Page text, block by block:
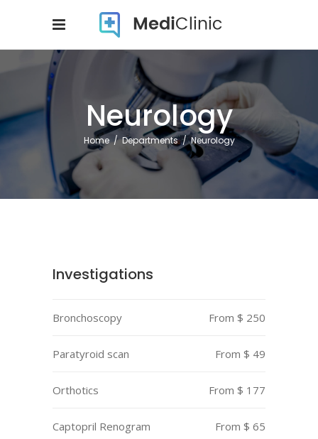
Neurology
Home/Departments/Neurology
Investigations
Bronchoscopy From $ 250
Paratyroid scan From $ 49
Orthotics From $ 177
Captopril Renogram From $ 65